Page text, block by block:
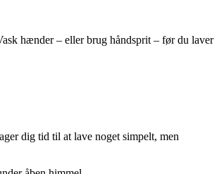
hænder – eller brug håndsprit – før du laver
dig tid til at lave noget simpelt, men